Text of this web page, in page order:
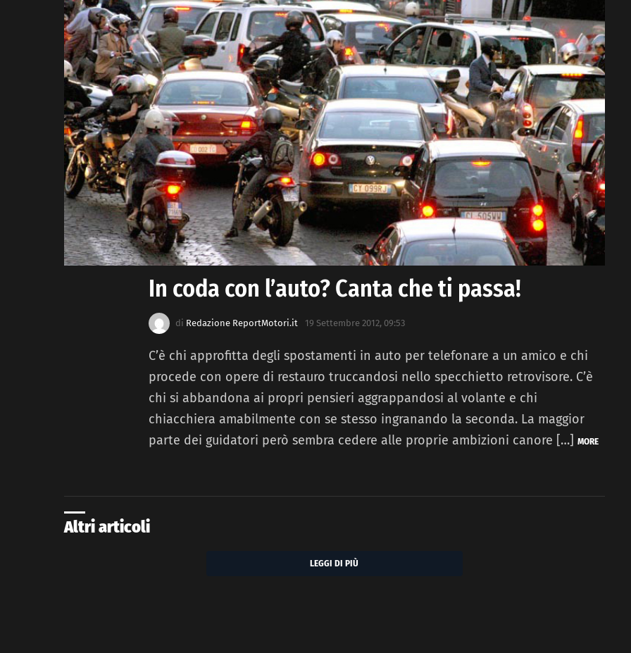
In coda con l’auto? Canta che ti passa!
di Redazione ReportMotori.it 19 Settembre 2012, 09:53
C’è chi approfitta degli spostamenti in auto per telefonare a un amico e chi
procede con opere di restauro truccandosi nello specchietto retrovisore. C’è
chi si abbandona ai propri pensieri aggrappandosi al volante e chi
chiacchiera amabilmente con se stesso ingranando la seconda. La maggior
parte dei guidatori però sembra cedere alle proprie ambizioni canore […] MORE
Altri articoli
LEGGI DI PIÙ